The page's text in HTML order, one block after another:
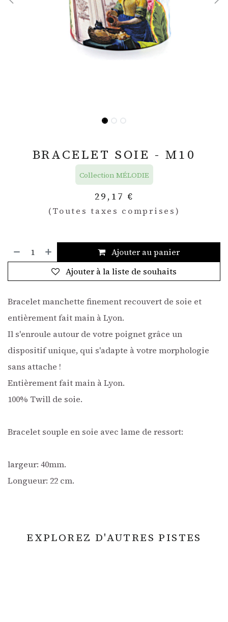
BRACELET SOIE - M10
Collection MÉLODIE
29,17 €
(Toutes taxes comprises)
Ajouter au panier
Ajouter à la liste de souhaits
Bracelet manchette finement recouvert de soie et
entièrement fait main à Lyon.
Il s'enroule autour de votre poignet grâce un
dispositif unique, qui s'adapte à votre morphologie
sans attache !
Entièrement fait main à Lyon.
100% Twill de soie.
Bracelet souple en soie avec lame de ressort:
largeur: 40mm.
Longueur: 22 cm.
EXPLOREZ D'AUTRES PISTES